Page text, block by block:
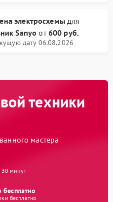
электросхемыдля
Sanyo от600 руб.
дату 06.08.2026
техники
мастера
30 минут
бесплатно